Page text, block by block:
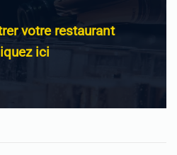
votre restaurant
ici